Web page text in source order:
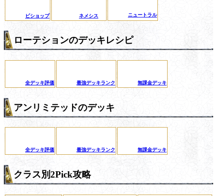
ビショップ ネメシス ニュートラル
ローテションのデッキレシピ
全デッキ評価 最強デッキランク 無課金デッキ
アンリミテッドのデッキ
全デッキ評価 最強デッキランク 無課金デッキ
クラス別2Pick攻略